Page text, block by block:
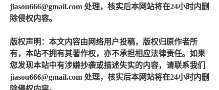
jiasou666@gmail.com 处理，核实后本网站将在24小时内删
除侵权内容。
版权声明：本文内容由网络用户投稿，版权归原作者所
有，本站不拥有其著作权，亦不承担相应法律责任。如果
您发现本站中有涉嫌抄袭或描述失实的内容，请联系我们
jiasou666@gmail.com 处理，核实后本网站将在24小时内删